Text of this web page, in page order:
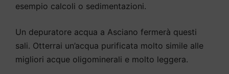
esempio calcoli o sedimentazioni.
Un depuratore acqua a Asciano fermerà questi
sali. Otterrai un’acqua purificata molto simile alle
migliori acque oligominerali e molto leggera.